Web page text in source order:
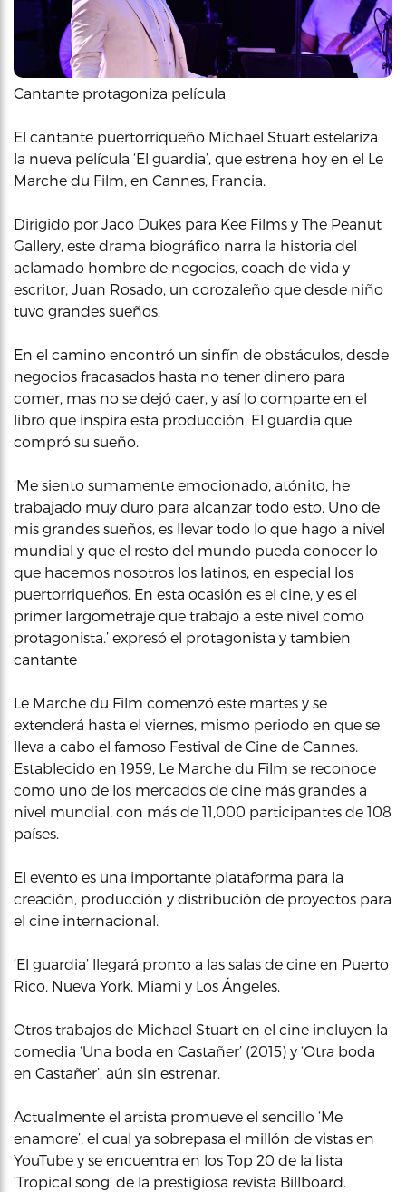
Cantante protagoniza película
El cantante puertorriqueño Michael Stuart estelariza
la nueva película ‘El guardia’, que estrena hoy en el Le
Marche du Film, en Cannes, Francia.
Dirigido por Jaco Dukes para Kee Films y The Peanut
Gallery, este drama biográfico narra la historia del
aclamado hombre de negocios, coach de vida y
escritor, Juan Rosado, un corozaleño que desde niño
tuvo grandes sueños.
En el camino encontró un sinfín de obstáculos, desde
negocios fracasados hasta no tener dinero para
comer, mas no se dejó caer, y así lo comparte en el
libro que inspira esta producción, El guardia que
compró su sueño.
‘Me siento sumamente emocionado, atónito, he
trabajado muy duro para alcanzar todo esto. Uno de
mis grandes sueños, es llevar todo lo que hago a nivel
mundial y que el resto del mundo pueda conocer lo
que hacemos nosotros los latinos, en especial los
puertorriqueños. En esta ocasión es el cine, y es el
primer largometraje que trabajo a este nivel como
protagonista.’ expresó el protagonista y tambien
cantante
Le Marche du Film comenzó este martes y se
extenderá hasta el viernes, mismo periodo en que se
lleva a cabo el famoso Festival de Cine de Cannes.
Establecido en 1959, Le Marche du Film se reconoce
como uno de los mercados de cine más grandes a
nivel mundial, con más de 11,000 participantes de 108
países.
El evento es una importante plataforma para la
creación, producción y distribución de proyectos para
el cine internacional.
‘El guardia’ llegará pronto a las salas de cine en Puerto
Rico, Nueva York, Miami y Los Ángeles.
Otros trabajos de Michael Stuart en el cine incluyen la
comedia ‘Una boda en Castañer’ (2015) y ‘Otra boda
en Castañer’, aún sin estrenar.
Actualmente el artista promueve el sencillo ‘Me
enamore’, el cual ya sobrepasa el millón de vistas en
YouTube y se encuentra en los Top 20 de la lista
‘Tropical song’ de la prestigiosa revista Billboard.